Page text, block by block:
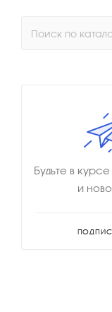
Будьте в
и